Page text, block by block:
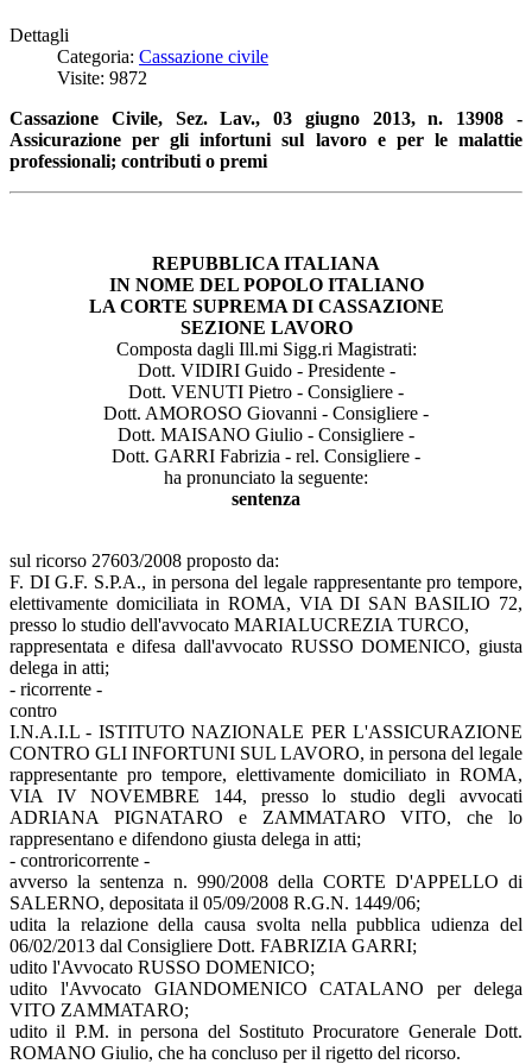
Dettagli
Categoria: Cassazione civile
Visite: 9872
Cassazione Civile, Sez. Lav., 03 giugno 2013, n. 13908 -
Assicurazione per gli infortuni sul lavoro e per le malattie
professionali; contributi o premi
REPUBBLICA ITALIANA
IN NOME DEL POPOLO ITALIANO
LA CORTE SUPREMA DI CASSAZIONE
SEZIONE LAVORO
Composta dagli Ill.mi Sigg.ri Magistrati:
Dott. VIDIRI Guido - Presidente -
Dott. VENUTI Pietro - Consigliere -
Dott. AMOROSO Giovanni - Consigliere -
Dott. MAISANO Giulio - Consigliere -
Dott. GARRI Fabrizia - rel. Consigliere -
ha pronunciato la seguente:
sentenza
sul ricorso 27603/2008 proposto da:
F. DI G.F. S.P.A., in persona del legale rappresentante pro tempore,
elettivamente domiciliata in ROMA, VIA DI SAN BASILIO 72,
presso lo studio dell'avvocato MARIALUCREZIA TURCO,
rappresentata e difesa dall'avvocato RUSSO DOMENICO, giusta
delega in atti;
- ricorrente -
contro
I.N.A.I.L - ISTITUTO NAZIONALE PER L'ASSICURAZIONE
CONTRO GLI INFORTUNI SUL LAVORO, in persona del legale
rappresentante pro tempore, elettivamente domiciliato in ROMA,
VIA IV NOVEMBRE 144, presso lo studio degli avvocati
ADRIANA PIGNATARO e ZAMMATARO VITO, che lo
rappresentano e difendono giusta delega in atti;
- controricorrente -
avverso la sentenza n. 990/2008 della CORTE D'APPELLO di
SALERNO, depositata il 05/09/2008 R.G.N. 1449/06;
udita la relazione della causa svolta nella pubblica udienza del
06/02/2013 dal Consigliere Dott. FABRIZIA GARRI;
udito l'Avvocato RUSSO DOMENICO;
udito l'Avvocato GIANDOMENICO CATALANO per delega
VITO ZAMMATARO;
udito il P.M. in persona del Sostituto Procuratore Generale Dott.
ROMANO Giulio, che ha concluso per il rigetto del ricorso.